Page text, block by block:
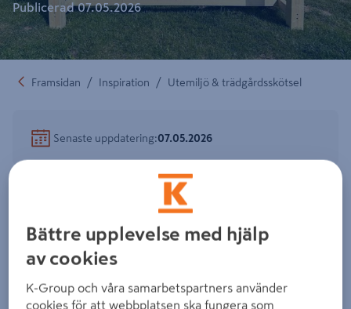
Publicerad 07.05.2026
Framsidan / Inspiration / Utemiljö & trädgårdsskötsel
Senaste uppdatering:07.05.2026
Vad kan vara bättre än att kunna sitta vid ett
självbyggt altanbord när du äter, tar en drink eller
umgås med vänner och familj? I den här artikeln
bygga ditt eget altanbord.
Bättre upplevelse med hjälp
av cookies
K-Group och våra samarbetspartners använder
cookies för att webbplatsen ska fungera som